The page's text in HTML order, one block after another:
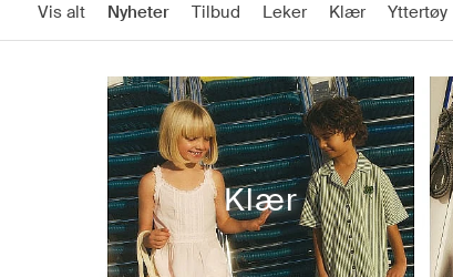
Vis alt Nyheter Tilbud Leker Klær Yttertøy
Klær